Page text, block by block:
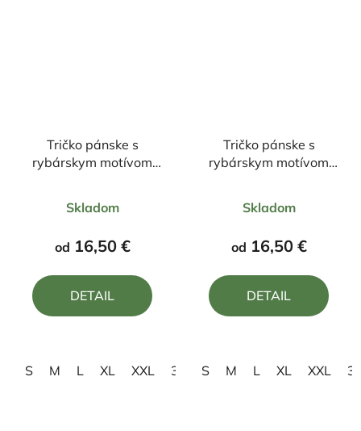
Tričko pánske s
rybárskym motívom
hodnotenie
produktu
je
z
Skladom
od 16,50 €
DETAIL
S M L XL XXL 3XL 4XL
Tričko pánske s
rybárskym motívom
hodnotenie
produktu
je
z
Skladom
od 16,50 €
DETAIL
S M L XL XXL